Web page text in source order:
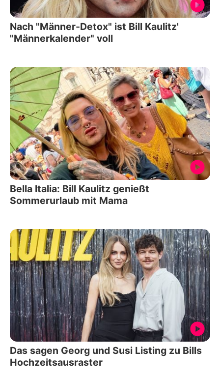
Nach "Männer-Detox" ist Bill Kaulitz'
"Männerkalender" voll
Bella Italia: Bill Kaulitz genießt
Sommerurlaub mit Mama
Das sagen Georg und Susi Listing zu Bills
Hochzeitsausraster